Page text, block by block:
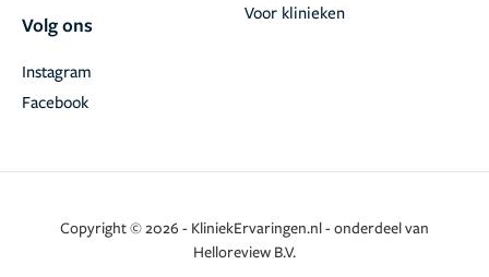
Volg ons
Facebook
Instagram
Voor klinieken
Copyright © 2026 - KliniekErvaringen.nl - onderdeel van
Helloreview B.V.